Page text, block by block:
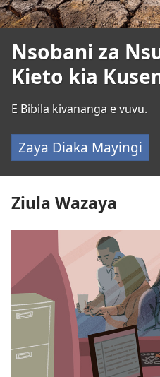
Nsobani za
Kieto kia
E Bibila kivananga e vuvu.
Zaya Diaka Mayingi
Ziula Wazaya